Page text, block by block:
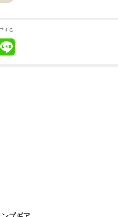
する